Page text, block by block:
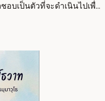
บเป็นตัวที่จะดำเนินไปเพื่…